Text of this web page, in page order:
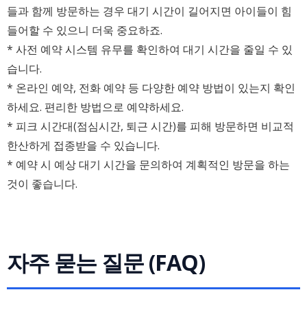
들과 함께 방문하는 경우 대기 시간이 길어지면 아이들이 힘
들어할 수 있으니 더욱 중요하죠.
* 사전 예약 시스템 유무를 확인하여 대기 시간을 줄일 수 있
습니다.
* 온라인 예약, 전화 예약 등 다양한 예약 방법이 있는지 확인
하세요. 편리한 방법으로 예약하세요.
* 피크 시간대(점심시간, 퇴근 시간)를 피해 방문하면 비교적
한산하게 접종받을 수 있습니다.
* 예약 시 예상 대기 시간을 문의하여 계획적인 방문을 하는
것이 좋습니다.
자주 묻는 질문 (FAQ)